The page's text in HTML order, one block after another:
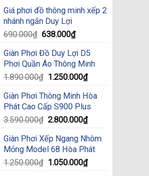
was:
590.000₫.
is:
Giá phơi đồ thông minh xếp 2
nhánh ngắn Duy Lợi
690.000₫ Original
was:
690.000₫.
638.000₫Current
is:
638.000₫.
Giàn Phơi Đồ Duy Lợi D5
Phơi Quần Áo Thông Minh
1.890.000₫ Original
was:
1.890.000₫.
1.250.000₫Current
is:
1.250.000₫.
Giàn Phơi Thông Minh Hòa
Phát Cao Cấp S900 Plus
3.590.000₫ Original
was:
3.590.000₫.
2.800.000₫Current
is:
2.800.000₫.
Giàn Phơi Xếp Ngang Nhôm
Mỏng Model 68 Hòa Phát
1.250.000₫ Original
1.050.000₫Current